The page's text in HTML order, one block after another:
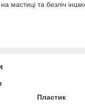
мастиці та безліч
Пластик